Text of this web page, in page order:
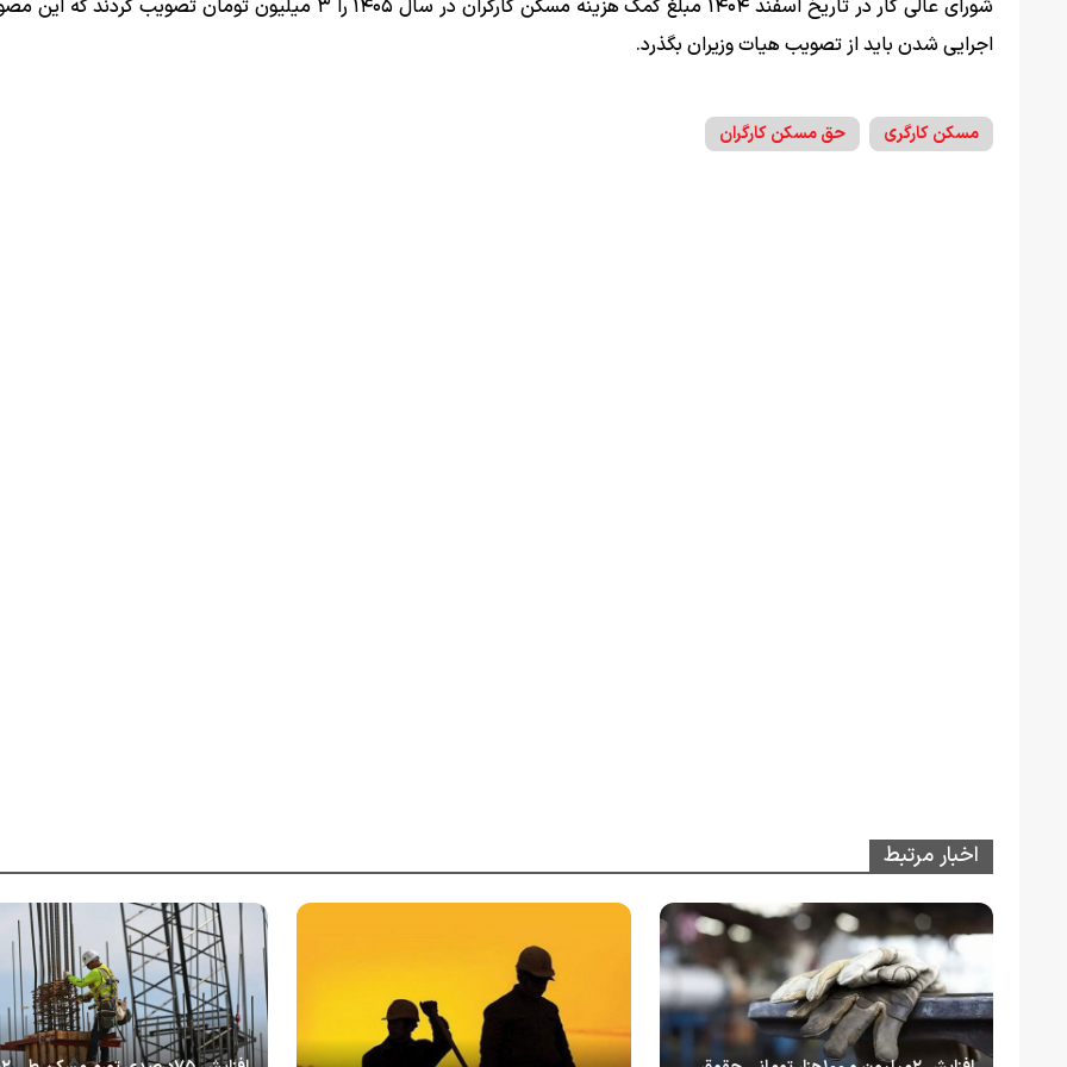
شورای عالی کار در تاریخ اسفند ۱۴۰۴ مبلغ کمک هزینه مسکن کارگران در سال ۱۴۰۵ را ۳ میلیون تومان
اجرایی شدن باید از تصویب هیات وزیران بگذرد.
مسکن کارگری حق مسکن کارگران
اخبار مرتبط